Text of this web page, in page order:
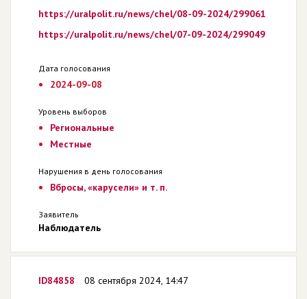
https://uralpolit.ru/news/chel/08-09-2024/299061
https://uralpolit.ru/news/chel/07-09-2024/299049
Дата голосования
2024-09-08
Уровень выборов
Региональные
Местные
Нарушения в день голосования
Вбросы, «карусели» и т. п.
Заявитель
Наблюдатель
ID84858 08 сентября 2024, 14:47